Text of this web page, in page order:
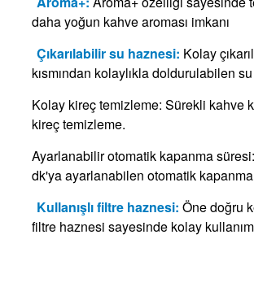
daha yoğun kahve aroması imkanı
Çıkarılabilir su haznesi: Kolay
kısmından kolaylıkla doldurulabilen
Kolay kireç temizleme: Sürekli kahve
kireç temizleme.
Ayarlanabilir otomatik kapanma süresi:
dk'ya ayarlanabilen otomatik
Kullanışlı filtre haznesi: Öne doğru
filtre haznesi sayesinde kolay kullanım